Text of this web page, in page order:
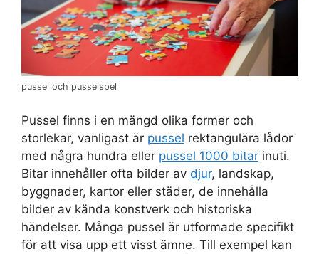
pussel och pusselspel
Pussel finns i en mängd olika former och
storlekar, vanligast är pussel rektangulära lådor
med några hundra eller pussel 1000 bitar inuti.
Bitar innehåller ofta bilder av djur, landskap,
byggnader, kartor eller städer, de innehålla
bilder av kända konstverk och historiska
händelser. Många pussel är utformade specifikt
för att visa upp ett visst ämne. Till exempel kan